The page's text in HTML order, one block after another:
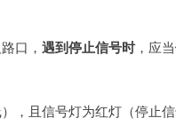
口， 遇到停止信号时，应当
，且信号灯为红灯（停止